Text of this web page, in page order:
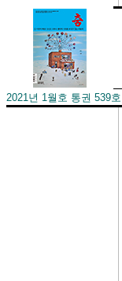
2021년 1월호 통권 539호